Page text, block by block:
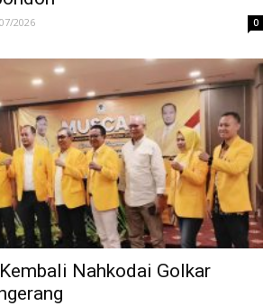
2026 0
Nahkodai Golkar